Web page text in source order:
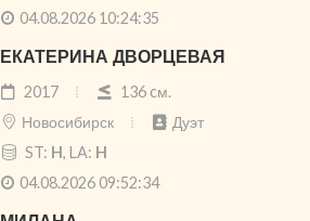
04.08.2026 10:24:35
ЕКАТЕРИНА ДВОРЦЕВАЯ
2017
136 cм.
Новосибирск
Дуэт
ST: H, LA: H
04.08.2026 09:52:34